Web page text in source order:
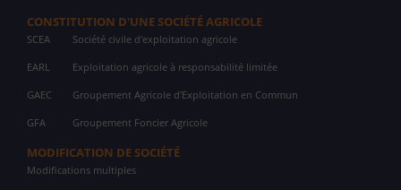
CONSTITUTION D'UNE SOCIÉTÉ AGRICOLE
SCEA Société civile d'exploitation agricole
EARL Exploitation agricole à responsabilité limitée
GAEC Groupement Agricole d'Exploitation en Commun
GFA Groupement Foncier Agricole
MODIFICATION DE SOCIÉTÉ
Modifications multiples